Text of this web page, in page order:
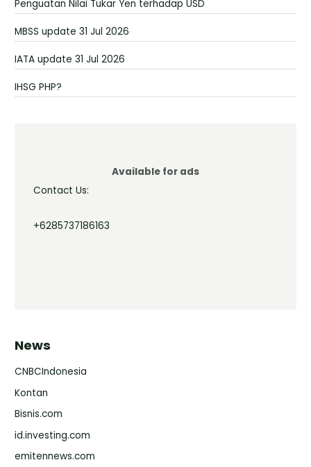
Penguatan Nilai Tukar Yen terhadap USD
MBSS update 31 Jul 2026
IATA update 31 Jul 2026
IHSG PHP?
Available for ads
Contact Us:
+6285737186163
News
CNBCIndonesia
Kontan
Bisnis.com
id.investing.com
emitennews.com